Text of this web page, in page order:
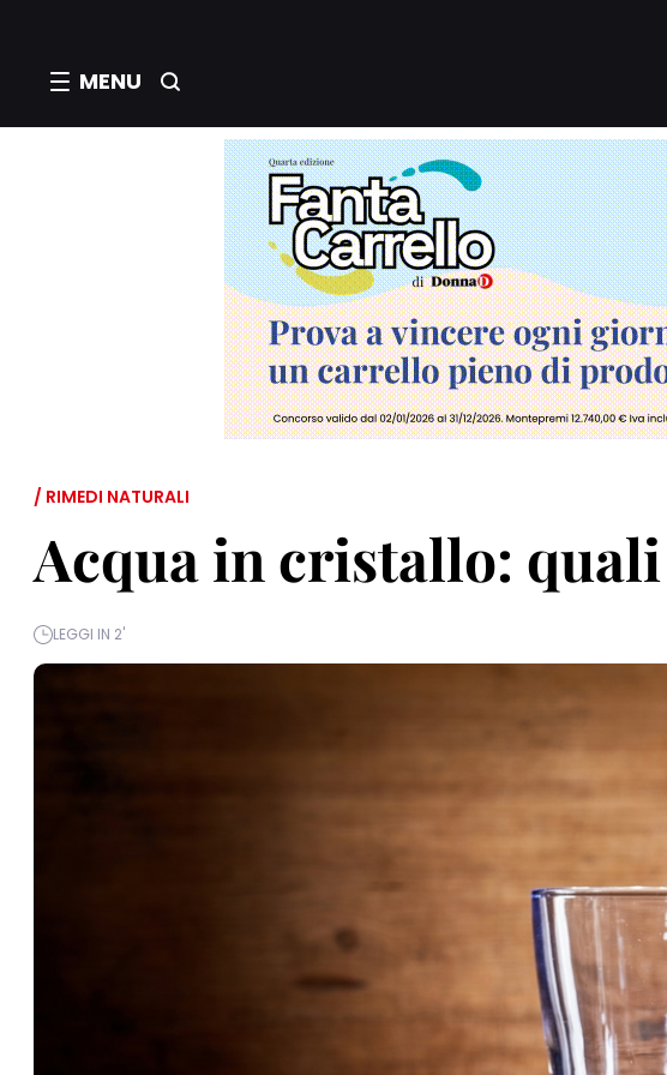
MENU
/ RIMEDI NATURALI
Acqua in cristallo:
LEGGI IN 2'